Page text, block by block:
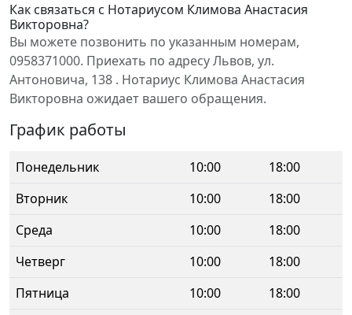
Как связаться с Нотариусом Климова Анастасия
Викторовна?
Вы можете позвонить по указанным номерам,
0958371000. Приехать по адресу Львов, ул.
Антоновича, 138 . Нотариус Климова Анастасия
Викторовна ожидает вашего обращения.
График работы
Понедельник 10:00
18:00
Вторник
10:00
18:00
Среда
10:00
18:00
Четверг
10:00
18:00
Пятница
10:00
18:00